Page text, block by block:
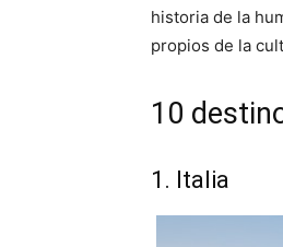
historia de la
propios de la
10
1. Italia